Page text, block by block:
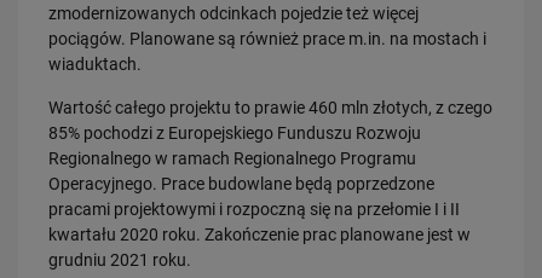
zmodernizowanych odcinkach pojedzie też więcej
pociągów. Planowane są również prace m.in. na mostach i
wiaduktach.
Wartość całego projektu to prawie 460 mln złotych, z czego
85% pochodzi z Europejskiego Funduszu Rozwoju
Regionalnego w ramach Regionalnego Programu
Operacyjnego. Prace budowlane będą poprzedzone
pracami projektowymi i rozpoczną się na przełomie I i II
kwartału 2020 roku. Zakończenie prac planowane jest w
grudniu 2021 roku.
23.07.2026
Wróci ruch pasażerski między Skierniewicami a Czachówkiem - jest
umowa na…
PRZECZYTAJ